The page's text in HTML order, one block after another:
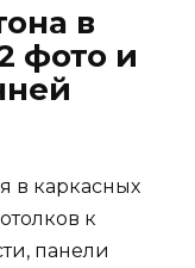
в
фото и
в каркасных
к
панели